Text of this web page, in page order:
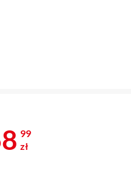
168,99
99
zł